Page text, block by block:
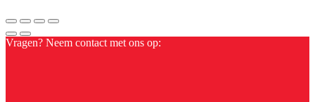
Vragen? Neem contact met ons op: